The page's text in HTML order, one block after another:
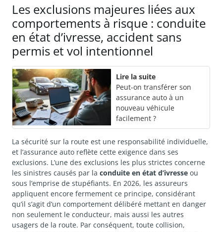
Les exclusions majeures liées aux
comportements à risque : conduite
en état d’ivresse, accident sans
permis et vol intentionnel
Lire la suite
Peut-on transférer son
assurance auto à un
nouveau véhicule
facilement ?
La sécurité sur la route est une responsabilité individuelle,
et l’assurance auto reflète cette exigence dans ses
exclusions. L’une des exclusions les plus strictes concerne
les sinistres causés par la conduite en état d’ivresse ou
sous l’emprise de stupéfiants. En 2026, les assureurs
appliquent encore fermement ce principe, considérant
qu’il s’agit d’un comportement délibéré mettant en danger
non seulement le conducteur, mais aussi les autres
usagers de la route. Par conséquent, toute collision,